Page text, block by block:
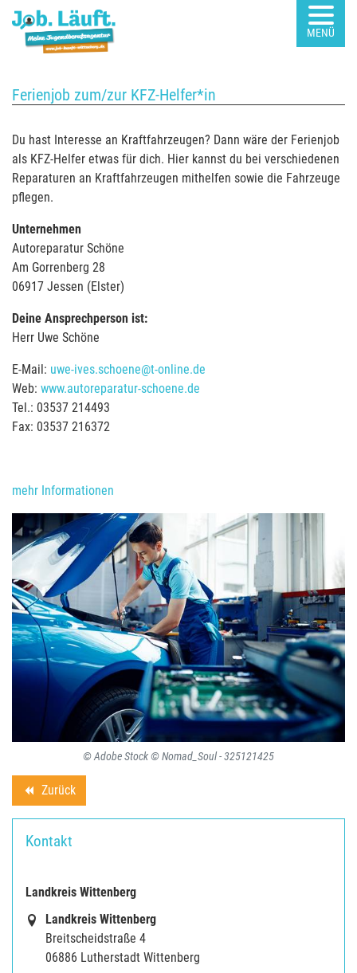
MENÜ
Ferienjob zum/zur KFZ-Helfer*in
Du hast Interesse an Kraftfahrzeugen? Dann wäre der Ferienjob
als KFZ-Helfer etwas für dich. Hier kannst du bei verschiedenen
Reparaturen an Kraftfahrzeugen mithelfen sowie die Fahrzeuge
pflegen.
Unternehmen
Autoreparatur Schöne
Am Gorrenberg 28
06917 Jessen (Elster)
Deine Ansprechperson ist:
Herr Uwe Schöne
E-Mail: uwe-ives.schoene@t-online.de
Web: www.autoreparatur-schoene.de
Tel.: 03537 214493
Fax: 03537 216372
mehr Informationen
© Adobe Stock © Nomad_Soul - 325121425
backward Zurück
Kontakt
Landkreis Wittenberg
Landkreis Wittenberg
Breitscheidstraße 4
06886 Lutherstadt Wittenberg